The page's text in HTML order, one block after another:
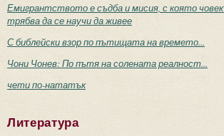
Емигрантството е съдба и мисия, с която
трябва да се научи да живее
С библейски взор по пътищата на времето...
Чони Чонев: По пътя на солената реалност...
чети по-нататък
Литература